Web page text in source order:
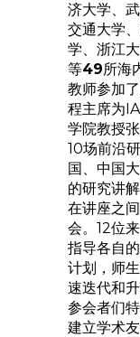
济大学、
交通大学
学、浙江
等49所海
教师参加
程主席为
学院教授
10场前沿
国、中国
的研究讲
在讲座之
会。12位
指导各自
计划，师
速迭代和
参会者们
建立学术